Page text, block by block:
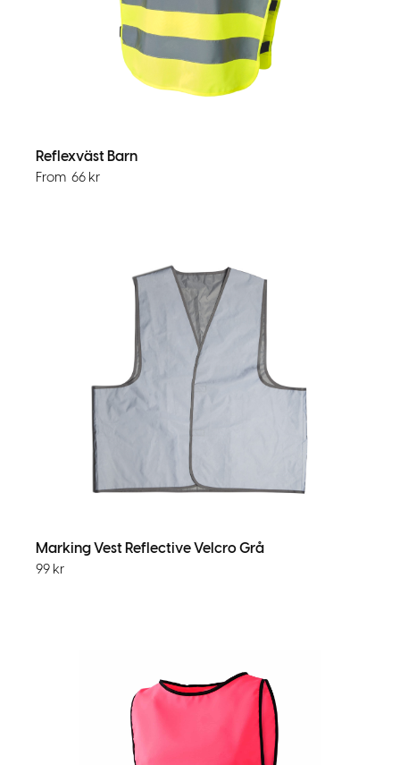
Reflexväst Barn
From 66 kr
Marking Vest Reflective Velcro Grå
99 kr